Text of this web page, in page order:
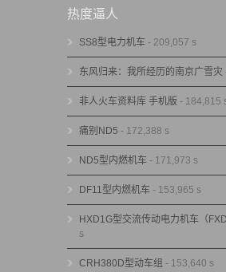
热度逼人
SS8型电力机车 - 209,057 s
东风归来：我所经历的南京广雪灾
非人火车资料库 手机版 - 184,815
痛别ND5 - 172,388 s
ND5型内燃机车 - 171,973 s
DF11型内燃机车 - 153,965 s
HXD1G型交流传动电力机车（
s
CRH380D型动车组 - 153,640 s